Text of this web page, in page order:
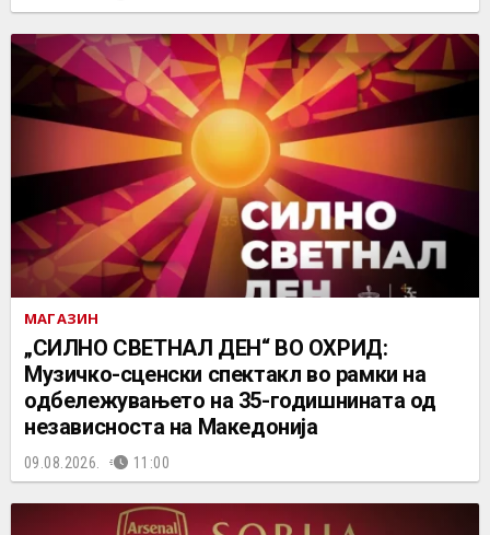
МАГАЗИН
„СИЛНО СВЕТНАЛ ДЕН“ ВО ОХРИД:
Музичко-сценски спектакл во рамки на
одбележувањето на 35-годишнината од
независноста на Македонија
09.08.2026. 11:00